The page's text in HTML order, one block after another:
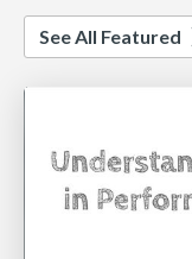
See All Featured